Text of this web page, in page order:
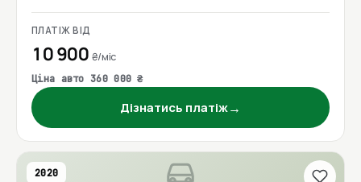
ПЛАТІЖ ВІД
10 900 ₴/міс
Ціна авто 360 000 ₴
Дізнатись платіж→
2020